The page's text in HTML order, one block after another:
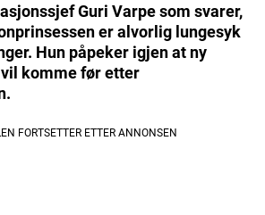
Guri Varpe som svarer,
er alvorlig lungesyk
Hun påpeker igjen at ny
komme før etter